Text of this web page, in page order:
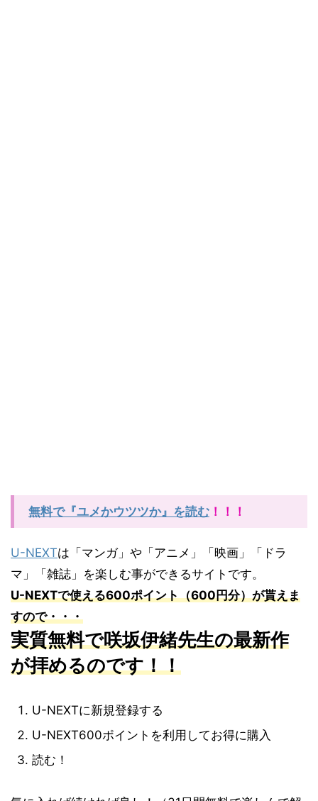
無料で『ユメかウツツか』を読む ！！！
U-NEXTは「マンガ」や「アニメ」「映画」「ドラ
マ」「雑誌」を楽しむ事ができるサイトです。
U-NEXTで使える600ポイント（600円分）が貰えま
すので・・・
実質無料で咲坂伊緒先生の最新作
が拝めるのです！！
U-NEXTに新規登録する
U-NEXT600ポイントを利用してお得に購入
読む！